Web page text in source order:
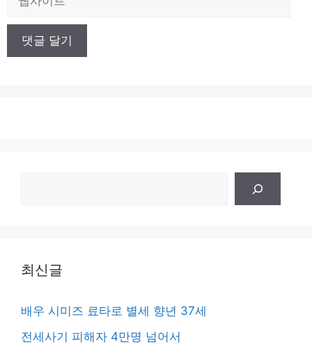
최신글
배우 시미즈 료타로 별세 향년 37세
전세사기 피해자 4만명 넘어서